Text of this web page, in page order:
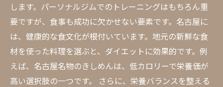
します。パーソナルジムでのトレーニングはもちろん重
要ですが、食事も成功に欠かせない要素です。名古屋に
は、健康的な食文化が根付いています。地元の新鮮な食
材を使った料理を選ぶと、ダイエットに効果的です。例
えば、名古屋名物のきしめんは、低カロリーで栄養価が
高い選択肢の一つです。 さらに、栄養バランスを整える